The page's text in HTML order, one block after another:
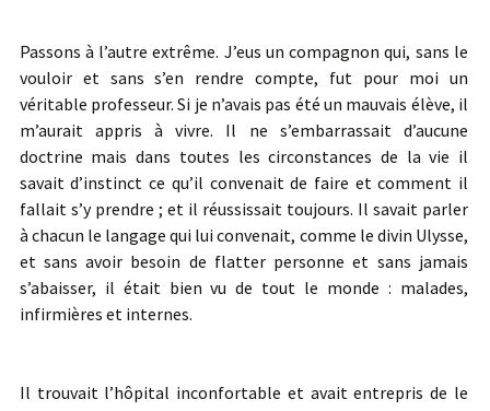
Passons à l’autre extrême. J’eus un compagnon qui, sans le
vouloir et sans s’en rendre compte, fut pour moi un
véritable professeur. Si je n’avais pas été un mauvais élève, il
m’aurait appris à vivre. Il ne s’embarrassait d’aucune
doctrine mais dans toutes les circonstances de la vie il
savait d’instinct ce qu’il convenait de faire et comment il
fallait s’y prendre ; et il réussissait toujours. Il savait parler
à chacun le langage qui lui convenait, comme le divin Ulysse,
et sans avoir besoin de flatter personne et sans jamais
s’abaisser, il était bien vu de tout le monde : malades,
infirmières et internes.
Il trouvait l’hôpital inconfortable et avait entrepris de le